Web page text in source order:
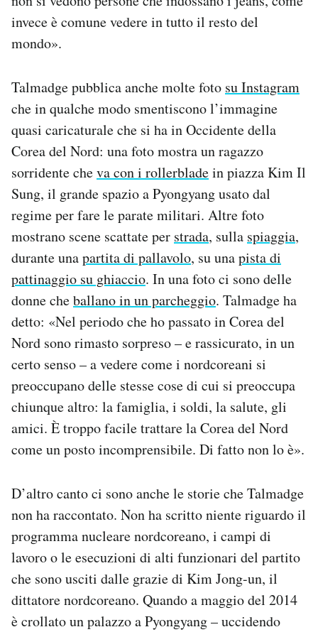
invece è comune vedere in tutto il resto del
mondo».
Talmadge pubblica anche molte foto su Instagram
che in qualche modo smentiscono l’immagine
quasi caricaturale che si ha in Occidente della
Corea del Nord: una foto mostra un ragazzo
sorridente cheva con i rollerbladein piazza Kim Il
Sung, il grande spazio a Pyongyang usato dal
regime per fare le parate militari. Altre foto
mostrano scene scattate per strada, sulla spiaggia,
durante unapartita di pallavolo, su unapista di
pattinaggio su ghiaccio. In una foto ci sono delle
donne cheballano in un parcheggio. Talmadge ha
detto: «Nel periodo che ho passato in Corea del
Nord sono rimasto sorpreso – e rassicurato, in un
certo senso – a vedere come i nordcoreani si
preoccupano delle stesse cose di cui si preoccupa
chiunque altro: la famiglia, i soldi, la salute, gli
amici. È troppo facile trattare la Corea del Nord
come un posto incomprensibile. Di fatto non lo è».
D’altro canto ci sono anche le storie che Talmadge
non ha raccontato. Non ha scritto niente riguardo il
programma nucleare nordcoreano, i campi di
lavoro o le esecuzioni di alti funzionari del partito
che sono usciti dalle grazie di Kim Jong-un, il
dittatore nordcoreano. Quando a maggio del 2014
è crollato un palazzo a Pyongyang – uccidendo